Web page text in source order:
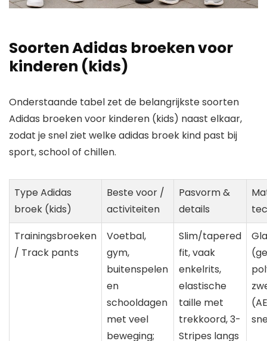
Soorten Adidas broeken voor
kinderen (kids)
Onderstaande tabel zet de belangrijkste soorten
Adidas broeken voor kinderen (kids) naast elkaar,
zodat je snel ziet welke adidas broek kind past bij
sport, school of chillen.
Type Adidas
broek (kids)
Beste voor /
activiteiten
Pasvorm &
details
Trainingsbroeken
/ Track pants
Voetbal,
gym,
buitenspelen
en
schooldagen
met veel
beweging;
Slim/tapered
fit, vaak
enkelrits,
elastische
taille met
trekkoord, 3-
Stripes langs